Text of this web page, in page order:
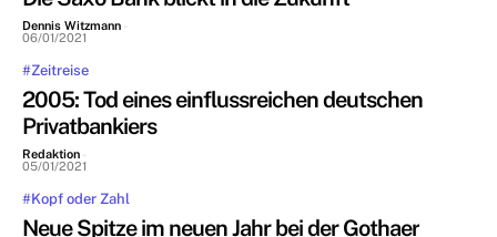
Dennis Witzmann -
06/01/2021
#Zeitreise
2005: Tod eines einflussreichen deutschen
Privatbankiers
Redaktion -
05/01/2021
#Kopf oder Zahl
Neue Spitze im neuen Jahr bei der Gothaer